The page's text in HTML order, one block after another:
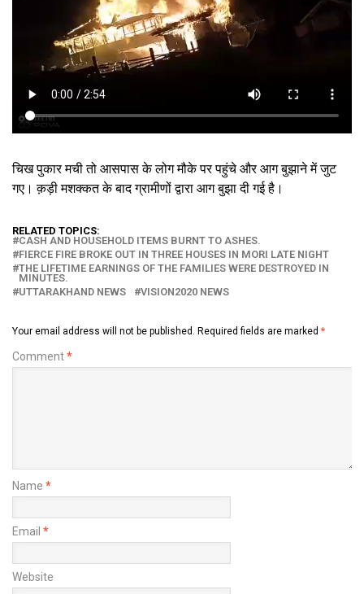
चिख पुकार मची तो आसपास के लोग मौके पर पहुंचे और आग बुझाने में जुट
गए। क़ड़ी मशक्कत के बाद ग्रामीणों द्वारा आग बुझा दी गई है।
RELATED TOPICS:
CASH AND HOUSEHOLD ITEMS BURNT TO ASHES.
FIERCE FIRE BROKE OUT IN THREE HOUSES IN MORI LATE NIGHT
THE LIFETIME EARNINGS OF THE FAMILIES WERE DESTROYED IN
MINUTES.
UTTARAKHAND NEWS
VISION2020 NEWS
Your email address will not be published. Required fields are marked *
Comment*
Name *
Email *
Website